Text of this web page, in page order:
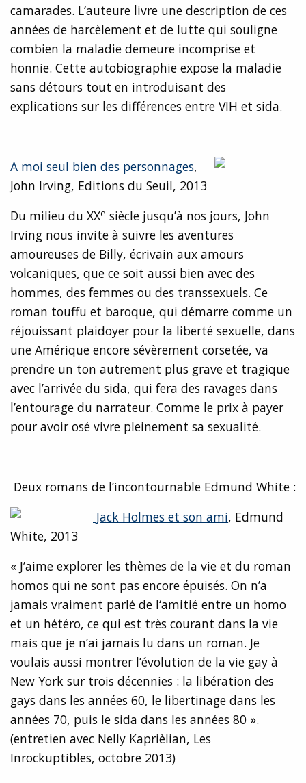
camarades. L’auteure livre une description de ces
années de harcèlement et de lutte qui souligne
combien la maladie demeure incomprise et
honnie. Cette autobiographie expose la maladie
sans détours tout en introduisant des
explications sur les différences entre VIH et sida.
A moi seul bien des personnages,
John Irving, Editions du Seuil, 2013
Du milieu du XXe siècle jusqu’à nos jours, John
Irving nous invite à suivre les aventures
amoureuses de Billy, écrivain aux amours
volcaniques, que ce soit aussi bien avec des
hommes, des femmes ou des transsexuels. Ce
roman touffu et baroque, qui démarre comme un
réjouissant plaidoyer pour la liberté sexuelle, dans
une Amérique encore sévèrement corsetée, va
prendre un ton autrement plus grave et tragique
avec l’arrivée du sida, qui fera des ravages dans
l’entourage du narrateur. Comme le prix à payer
pour avoir osé vivre pleinement sa sexualité.
Deux romans de l’incontournable Edmund White :
Jack Holmes et son ami, Edmund
White, 2013
« J’aime explorer les thèmes de la vie et du roman
homos qui ne sont pas encore épuisés. On n’a
jamais vraiment parlé de l‘amitié entre un homo
et un hétéro, ce qui est très courant dans la vie
mais que je n’ai jamais lu dans un roman. Je
voulais aussi montrer l’évolution de la vie gay à
New York sur trois décennies : la libération des
gays dans les années 60, le libertinage dans les
années 70, puis le sida dans les années 80 ».
(entretien avec Nelly Kaprièlian, Les
Inrockuptibles, octobre 2013)